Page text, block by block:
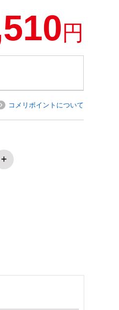
円
コメリポイントについて